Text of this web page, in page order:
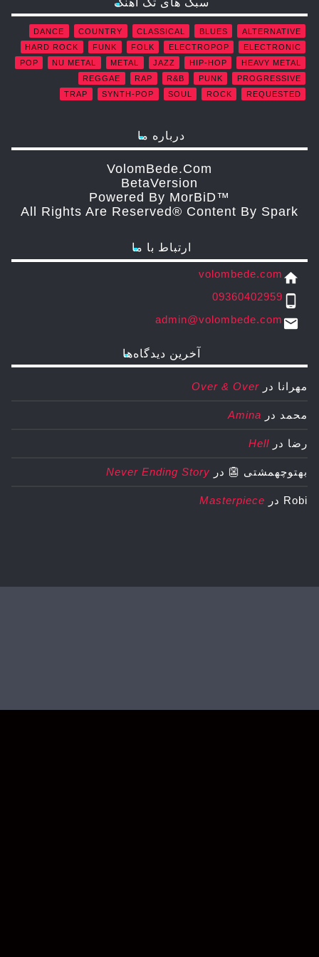
ALTERNATIVE
BLUES
CLASSICAL
COUNTRY
DANCE
ELECTRONIC
ELECTROPOP
FOLK
FUNK
HARD ROCK
HEAVY METAL
HIP-HOP
JAZZ
METAL
NU METAL
POP
PROGRESSIVE
PUNK
R&B
RAP
REGGAE
REQUESTED
ROCK
SOUL
SYNTH-POP
TRAP
درباره ما
VolomBede.com
ΒetaVersion
Powered By MorBiD™
All Rights Are Reserved® Content By Spark
ارتباط با ما
home
volombede.com
phone_android
09360402959
email
admin@volombede.com
آخرین دیدگاه‌ها
مهرانا در Over & Over
محمد در Amina
رضا در Hell
بهتوچهمشتی 👺 در Never Ending Story
Robi در Masterpiece